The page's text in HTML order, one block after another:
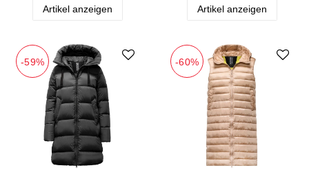
Artikel anzeigen Artikel anzeigen
-59% -60%